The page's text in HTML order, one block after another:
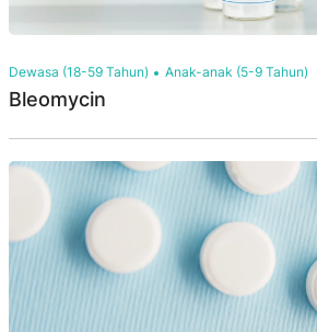
Dewasa (18-59 Tahun) Anak-anak (5-9 Tahun)
Bleomycin